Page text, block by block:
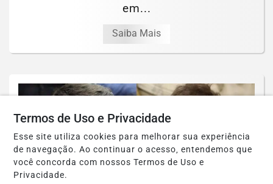
em...
Saiba Mais
Termos de Uso e Privacidade
Esse site utiliza cookies para melhorar sua experiência
de navegação. Ao continuar o acesso, entendemos que
você concorda com nossos Termos de Uso e
Privacidade.